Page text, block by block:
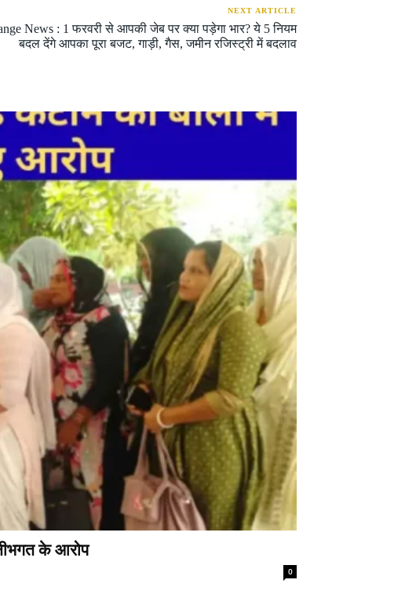
NEXT ARTICLE
News : 1 फरवरी से आपकी जेब पर क्या पड़ेगा भार? ये 5 नियम
बदल देंगे आपका पूरा बजट, गाड़ी, गैस, जमीन रजिस्ट्री में बदलाव
के आरोप
0